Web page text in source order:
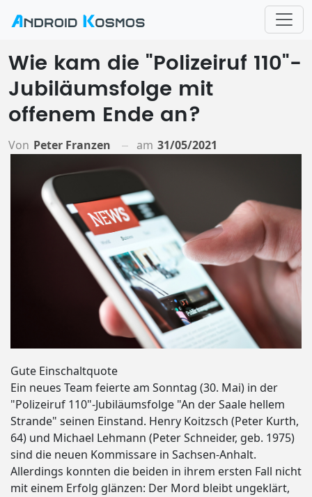
Wie kam die "Polizeiruf 110"-
Jubiläumsfolge mit
offenem Ende an?
Von Peter Franzen am 31/05/2021
Gute Einschaltquote
Ein neues Team feierte am Sonntag (30. Mai) in der
"Polizeiruf 110"-Jubiläumsfolge "An der Saale hellem
Strande" seinen Einstand. Henry Koitzsch (Peter Kurth,
64) und Michael Lehmann (Peter Schneider, geb. 1975)
sind die neuen Kommissare in Sachsen-Anhalt.
Allerdings konnten die beiden in ihrem ersten Fall nicht
mit einem Erfolg glänzen: Der Mord bleibt ungeklärt,